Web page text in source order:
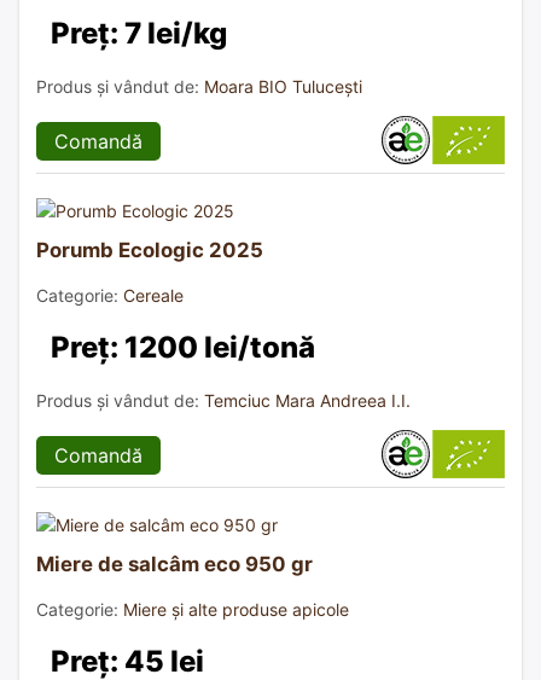
Preț: 7 lei/kg
Produs și vândut de: Moara BIO Tulucești
Comandă
Porumb Ecologic 2025
Categorie: Cereale
Preț: 1200 lei/tonă
Produs și vândut de: Temciuc Mara Andreea I.I.
Comandă
Miere de salcâm eco 950 gr
Categorie: Miere și alte produse apicole
Preț: 45 lei